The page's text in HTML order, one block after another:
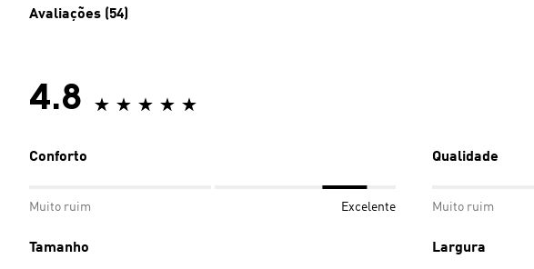
Avaliações (54)
4.8
Conforto
Muito ruim Excelente
Qualidade
Muito ruim
Tamanho Largura